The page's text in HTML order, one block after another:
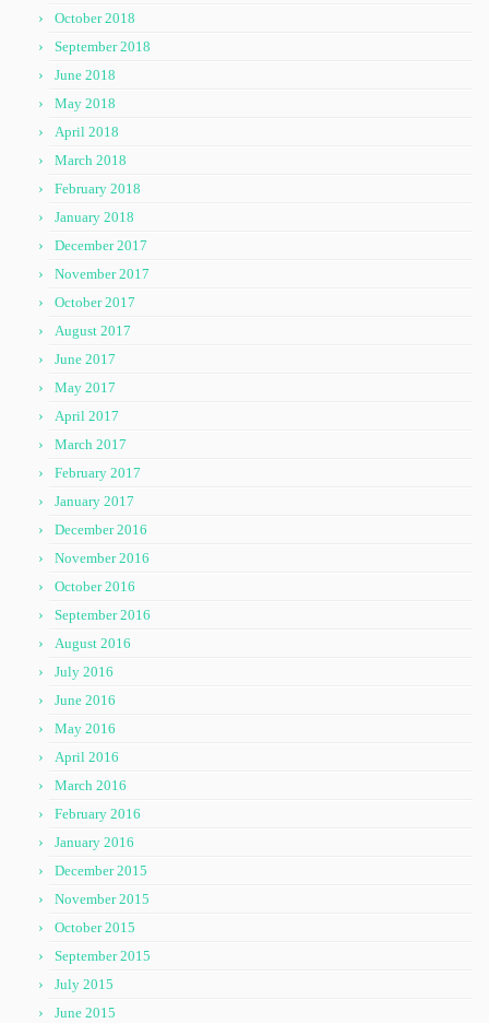
October 2018
September 2018
June 2018
May 2018
April 2018
March 2018
February 2018
January 2018
December 2017
November 2017
October 2017
August 2017
June 2017
May 2017
April 2017
March 2017
February 2017
January 2017
December 2016
November 2016
October 2016
September 2016
August 2016
July 2016
June 2016
May 2016
April 2016
March 2016
February 2016
January 2016
December 2015
November 2015
October 2015
September 2015
July 2015
June 2015